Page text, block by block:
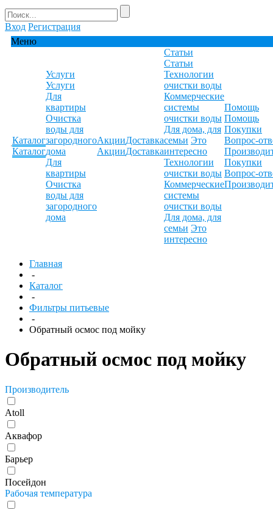
Вход Регистрация
Меню
Каталог
Каталог
Услуги
Услуги
Для
квартиры
Очистка
воды для
загородного
дома
Для
квартиры
Очистка
воды для
загородного
дома
Акции
Акции
Доставка
Доставка
Статьи
Статьи
Технологии
очистки воды
Коммерческие
системы
очистки воды
Для дома, для
семьи Это
интересно
Технологии
очистки воды
Коммерческие
системы
очистки воды
Для дома, для
семьи Это
интересно
Помощь
Помощь
Покупки
Вопрос-
Покупки
Вопрос-
Главная
-
Каталог
-
Фильтры питьевые
-
Обратный осмос под мойку
Обратный осмос под мойку
Производитель
Atoll
Аквафор
Барьер
Посейдон
Рабочая температура